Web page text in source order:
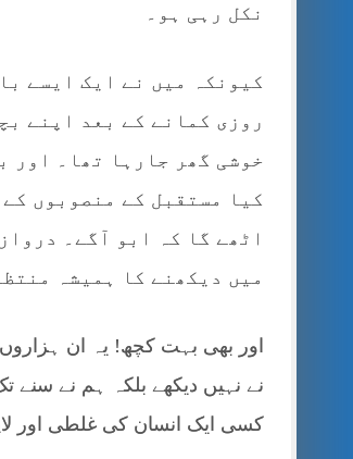
نکل رہی ہو۔
کیونکہ میں نے ایک ایسے
روزی کمانے کے بعد اپنے
خوشی گھر جارہا تھا۔ اور
کیا مستقبل کے منصوبوں
اٹھے گا کہ ابو آگے۔
میں دیکھنے کا ہمیشہ
اور بھی بہت کچھ! یہ ان
نے نہیں دیکھے بلکہ ہم نے
کسی ایک انسان کی غلطی اور